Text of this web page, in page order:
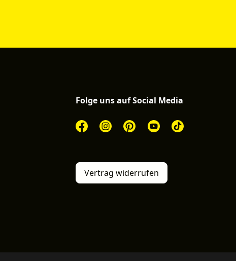
Folge uns auf Social Media
Vertrag widerrufen